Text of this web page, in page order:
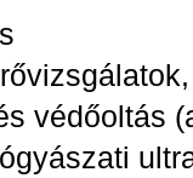
védőoltás